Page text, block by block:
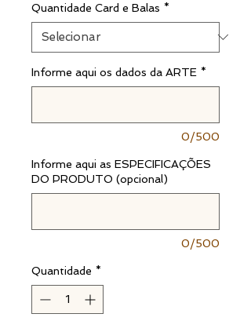
Quantidade Card e Balas *
Informe aqui os dados da ARTE *
0/500
Informe aqui as ESPECIFICAÇÕES
DO PRODUTO (opcional)
0/500
Quantidade *